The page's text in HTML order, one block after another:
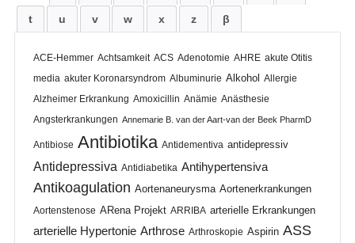
t u v w x z β
ACE-Hemmer Achtsamkeit ACS Adenotomie AHRE akute Otitis
media akuter Koronarsyndrom Albuminurie Alkohol Allergie
Alzheimer Erkrankung Amoxicillin Anämie Anästhesie
Angsterkrankungen Annemarie B. van der Aart-van der Beek PharmD
Antibiose Antibiotika Antidementiva antidepressiv
Antidepressiva Antidiabetika Antihypertensiva
Antikoagulation Aortenaneurysma Aortenerkrankungen
Aortenstenose ARena Projekt ARRIBA arterielle Erkrankungen
arterielle Hypertonie Arthrose Arthroskopie Aspirin ASS